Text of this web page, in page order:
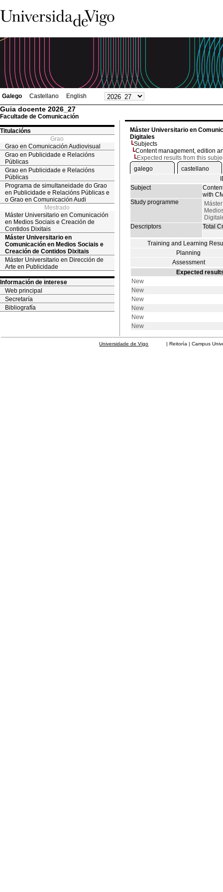
Galego Castellano English
Guia docente 2026_27
Facultade de Comunicación
Titulacións
Grao
Grao en Comunicación Audiovisual
Grao en Publicidade e Relacións
Públicas
Grao en Publicidade e Relacións
Públicas
Programa de simultaneidade do Grao
en Publicidade e Relacións Públicas e
o Grao en Comunicación Audi
Mestrado
Máster Universitario en Comunicación
en Medios Sociais e Creación de
Contidos Dixitais
Máster Universitario en
Comunicación en Medios Sociais e
Creación de Contidos Dixitais
Máster Universitario en Dirección de
Arte en Publicidade
Información de interese
Web principal
Secretaría
Bibliografía
Máster Universitario en
Digitales
Subjects
Content management, edition
Expected results from this
galego
castellano
Subject
with
Study programme
Descriptors
Total
Training and Learning
Planning
Assessment
Expected
New
New
New
New
New
New
Universidade de Vigo | Reitoría | Campus